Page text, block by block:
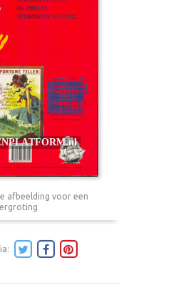
afbeelding voor een